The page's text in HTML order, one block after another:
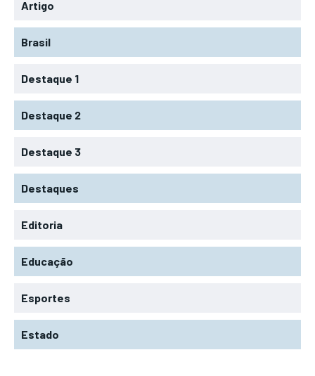
Artigo
Brasil
Destaque 1
Destaque 2
Destaque 3
Destaques
Editoria
Educação
Esportes
Estado